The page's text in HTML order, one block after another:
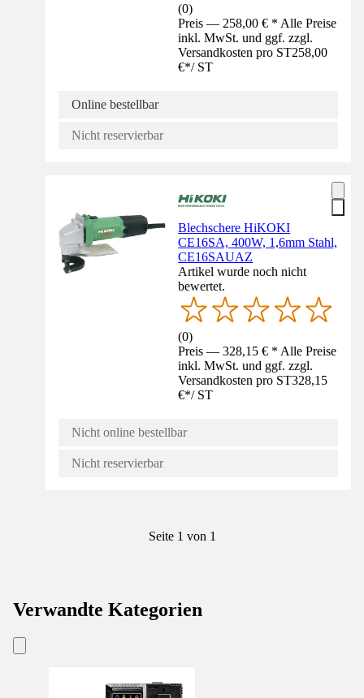
(0)
Preis — 258,00 € * Alle Preise
inkl. MwSt. und ggf. zzgl.
Versandkosten pro ST258,00
€*/ ST
Online bestellbar
Nicht reservierbar
Blechschere HiKOKI
CE16SA, 400W, 1,6mm Stahl,
CE16SAUAZ
Artikel wurde noch nicht
bewertet.
(0)
Preis — 328,15 € * Alle Preise
inkl. MwSt. und ggf. zzgl.
Versandkosten pro ST328,15
€*/ ST
Nicht online bestellbar
Nicht reservierbar
Seite 1 von 1
Verwandte Kategorien